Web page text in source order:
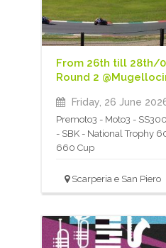
From 26th till 28th/
Round 2
Friday, 26 June
Premoto3 - Moto3 -
- SBK - National Trophy
660 Cup
Scarperia e San Piero